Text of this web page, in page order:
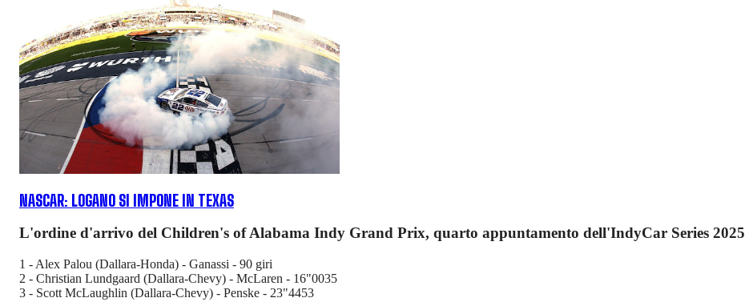
NASCAR: LOGANO SI IMPONE IN TEXAS
L'ordine d'arrivo del Children's of Alabama Indy Grand Prix, quarto appuntamento dell'IndyCar Series 2025
1 - Alex Palou (Dallara-Honda) - Ganassi - 90 giri
2 - Christian Lundgaard (Dallara-Chevy) - McLaren - 16"0035
3 - Scott McLaughlin (Dallara-Chevy) - Penske - 23"4453